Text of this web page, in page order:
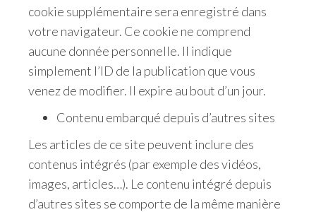
cookie supplémentaire sera enregistré dans
votre navigateur. Ce cookie ne comprend
aucune donnée personnelle. Il indique
simplement l’ID de la publication que vous
venez de modifier. Il expire au bout d’un jour.
Contenu embarqué depuis d’autres sites
Les articles de ce site peuvent inclure des
contenus intégrés (par exemple des vidéos,
images, articles…). Le contenu intégré depuis
d’autres sites se comporte de la même manière